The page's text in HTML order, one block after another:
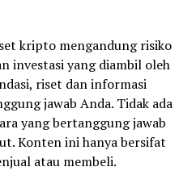
kripto mengandung risiko
investasi yang diambil oleh
riset dan informasi
jawab Anda. Tidak ada
yang bertanggung jawab
Konten ini hanya bersifat
atau membeli.